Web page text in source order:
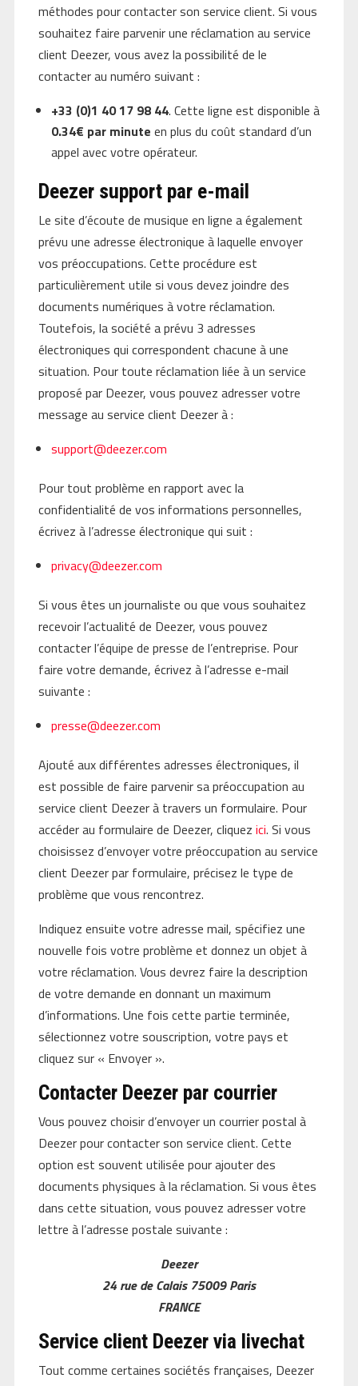
méthodes pour contacter son service client. Si vous
souhaitez faire parvenir une réclamation au service
client Deezer, vous avez la possibilité de le
contacter au numéro suivant :
+33 (0)1 40 17 98 44. Cette ligne est disponible à
0.34€ par minute en plus du coût standard d’un
appel avec votre opérateur.
Deezer support par e-mail
Le site d’écoute de musique en ligne a également
prévu une adresse électronique à laquelle envoyer
vos préoccupations. Cette procédure est
particulièrement utile si vous devez joindre des
documents numériques à votre réclamation.
Toutefois, la société a prévu 3 adresses
électroniques qui correspondent chacune à une
situation. Pour toute réclamation liée à un service
proposé par Deezer, vous pouvez adresser votre
message au service client Deezer à :
support@deezer.com
Pour tout problème en rapport avec la
confidentialité de vos informations personnelles,
écrivez à l’adresse électronique qui suit :
privacy@deezer.com
Si vous êtes un journaliste ou que vous souhaitez
recevoir l’actualité de Deezer, vous pouvez
contacter l’équipe de presse de l’entreprise. Pour
faire votre demande, écrivez à l’adresse e-mail
suivante :
presse@deezer.com
Ajouté aux différentes adresses électroniques, il
est possible de faire parvenir sa préoccupation au
service client Deezer à travers un formulaire. Pour
accéder au formulaire de Deezer, cliquez ici. Si vous
choisissez d’envoyer votre préoccupation au service
client Deezer par formulaire, précisez le type de
problème que vous rencontrez.
Indiquez ensuite votre adresse mail, spécifiez une
nouvelle fois votre problème et donnez un objet à
votre réclamation. Vous devrez faire la description
de votre demande en donnant un maximum
d’informations. Une fois cette partie terminée,
sélectionnez votre souscription, votre pays et
cliquez sur « Envoyer ».
Contacter Deezer par courrier
Vous pouvez choisir d’envoyer un courrier postal à
Deezer pour contacter son service client. Cette
option est souvent utilisée pour ajouter des
documents physiques à la réclamation. Si vous êtes
dans cette situation, vous pouvez adresser votre
lettre à l’adresse postale suivante :
Deezer
24 rue de Calais 75009 Paris
FRANCE
Service client Deezer via livechat
Tout comme certaines sociétés françaises, Deezer